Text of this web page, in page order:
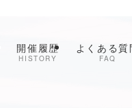
開催履歴
HISTORY
よくある質
FAQ